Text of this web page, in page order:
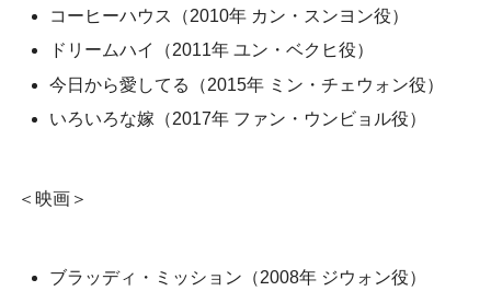
コーヒーハウス（2010年 カン・スンヨン役）
ドリームハイ（2011年 ユン・ベクヒ役）
今日から愛してる（2015年 ミン・チェウォン役）
いろいろな嫁（2017年 ファン・ウンビョル役）
＜映画＞
ブラッディ・ミッション（2008年 ジウォン役）